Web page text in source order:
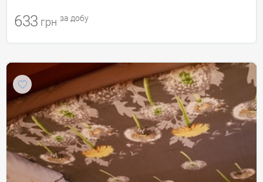
633 грн за добу